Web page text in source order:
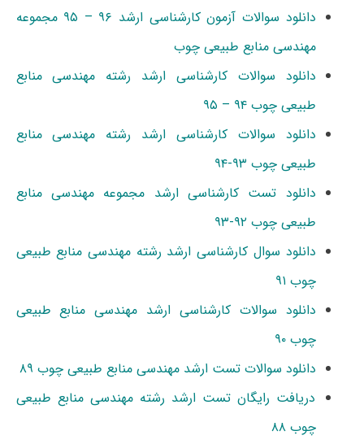
دانلود سوالات آزمون کارشناسی ارشد ۹۶ – ۹۵ مجموعه
مهندسی منابع طبیعی چوب
دانلود سوالات کارشناسی ارشد رشته مهندسی منابع
طبیعی چوب ۹۴ – ۹۵
دانلود سوالات کارشناسی ارشد رشته مهندسی منابع
طبیعی چوب ۹۳-۹۴
دانلود تست کارشناسی ارشد مجموعه مهندسی منابع
طبیعی چوب ۹۲-۹۳
دانلود سوال کارشناسی ارشد رشته مهندسی منابع طبیعی
چوب ۹۱
دانلود سوالات کارشناسی ارشد مهندسی منابع طبیعی
چوب ۹۰
دانلود سوالات تست ارشد مهندسی منابع طبیعی چوب ۸۹
دریافت رایگان تست ارشد رشته مهندسی منابع طبیعی
چوب ۸۸